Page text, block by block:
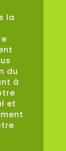
la
du
à
et